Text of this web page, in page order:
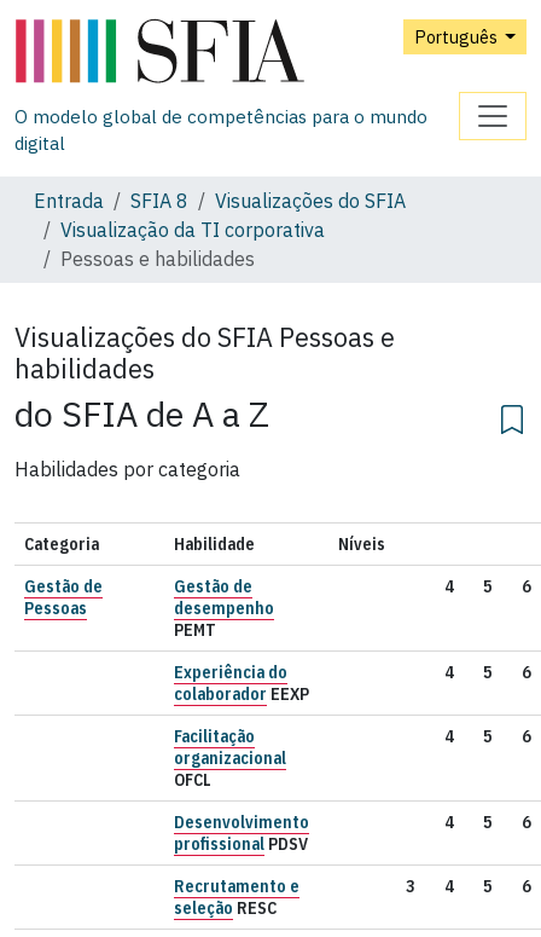
Português
O modelo global de competências para o mundo
digital
Entrada SFIA 8
Visualizações do SFIA
Visualização da TI corporativa
Pessoas e habilidades
Visualizações do SFIA Pessoas e
habilidades
do SFIA de A a Z
Habilidades por categoria
Categoria Habilidade
Níveis
Gestão de
Pessoas
Gestão de
desempenho
PEMT
4 5 6
Experiência do
colaborador EEXP
4 5 6
Facilitação
organizacional
OFCL
4 5 6
Desenvolvimento
profissional PDSV
4 5 6
Recrutamento e
seleção RESC
3 4 5 6